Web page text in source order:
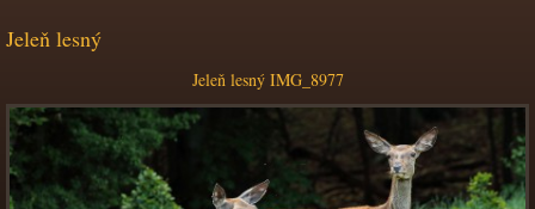
Jeleň lesný
Jeleň lesný IMG_8977